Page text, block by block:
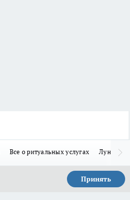
Все о ритуальных услугах Лунно-
Принять